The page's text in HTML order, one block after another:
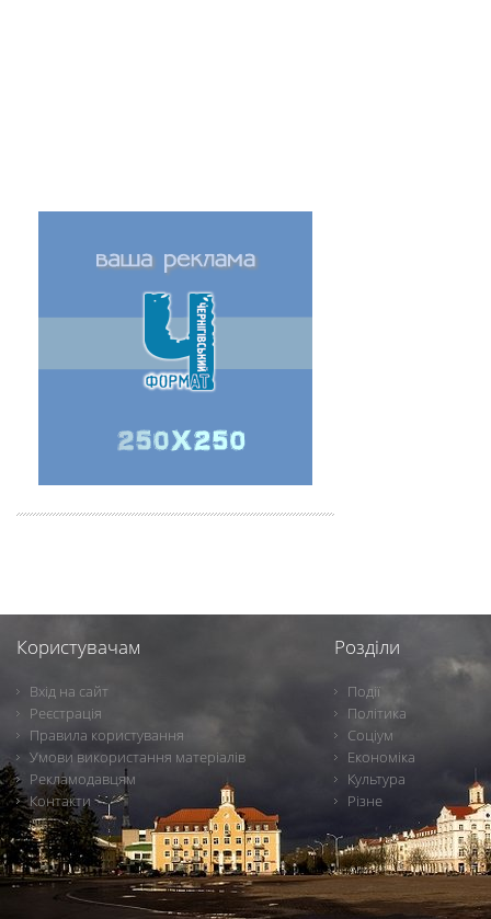
Користувачам
Вхід на сайт
Реєстрація
Правила користування
Умови використання матеріалів
Рекламодавцям
Контакти
Розділи
Події
Політика
Соціум
Економіка
Культура
Різне